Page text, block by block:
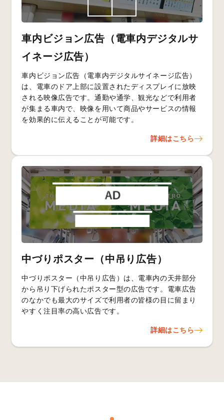
車内ビジョン広告（電車内デジタルサ
イネージ広告）
車内ビジョン広告（電車内デジタルサイネージ広告）
は、電車のドア上部に設置されたディスプレイに放映
される映像広告です。通勤や通学、観光などで利用者
が集まる車内で、映像を用いて商品やサービスの情報
を効果的に伝えることが可能です。
詳細はこちら
中づりポスター（中吊り広告）
中づりポスター（中吊り広告）は、電車内の天井部分
から吊り下げられたポスター型の広告です。電車広告
のなかでも最大のサイズで利用者の皆様の目に留まり
やすく注目率の高い広告です。
詳細はこちら